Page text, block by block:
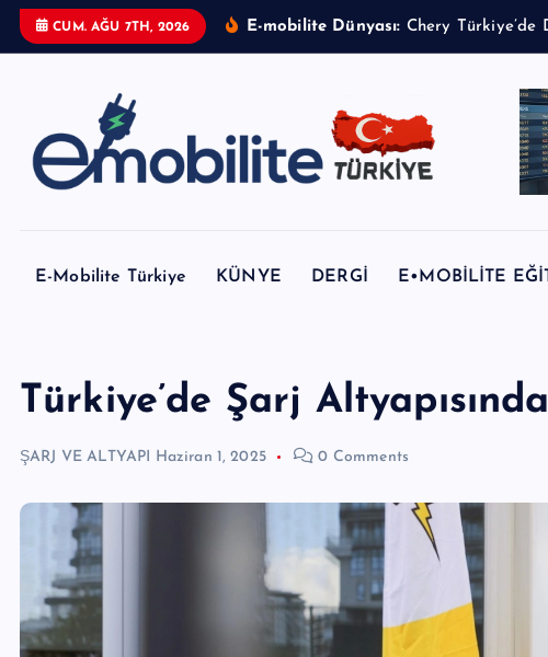
CUM. AĞU 7TH, 2026 E-mobilite Dünyası:
E-Mobilite Türkiye KÜNYE DERGİ E•MOBİLİTE
Türkiye’de Şarj
ŞARJ VE ALTYAPI Haziran 1, 2025 0 Comments